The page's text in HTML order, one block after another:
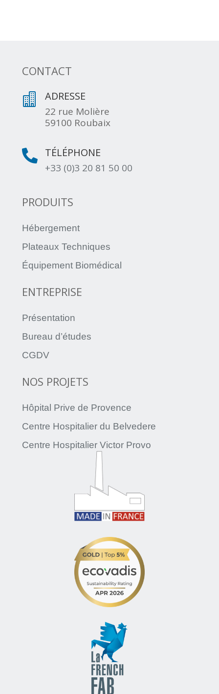
CONTACT
 ADRESSE
22 rue Molière
59100 Roubaix
 TÉLÉPHONE
+33 (0)3 20 81 50 00
PRODUITS
Hébergement
Plateaux Techniques
Équipement Biomédical
ENTREPRISE
Présentation
Bureau d’études
CGDV
NOS PROJETS
Hôpital Prive de Provence
Centre Hospitalier du Belvedere
Centre Hospitalier Victor Provo